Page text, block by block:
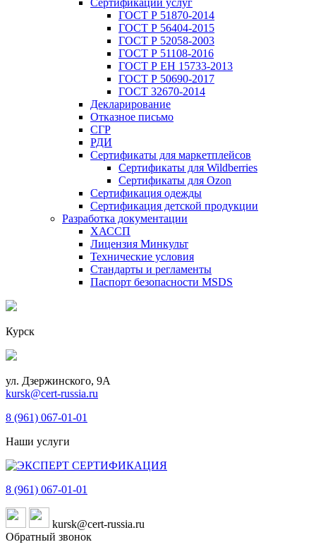
Сертификации услуг
ГОСТ Р 51870-2014
ГОСТ Р 56404-2015
ГОСТ Р 52058-2003
ГОСТ Р 51108-2016
ГОСТ Р ЕН 15733-2013
ГОСТ Р 50690-2017
ГОСТ 32670-2014
Декларирование
Отказное письмо
СГР
РДИ
Сертификаты для маркетплейсов
Сертификаты для Wildberries
Сертификаты для Ozon
Сертификация одежды
Сертификация детской продукции
Разработка документации
ХАССП
Лицензия Минкульт
Технические условия
Стандарты и регламенты
Паспорт безопасности MSDS
Курск
ул. Дзержинского, 9А
kursk@cert-russia.ru
8 (961) 067-01-01
Наши услуги
8 (961) 067-01-01
kursk@cert-russia.ru
Обратный звонок